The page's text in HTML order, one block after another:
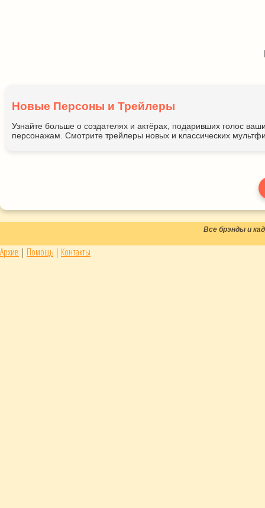
Новые Персоны и Трейлеры
Узнайте больше о создателях и актёрах, подаривших голос
персонажам. Смотрите трейлеры новых и классических
Все брэнды и
Архив | Помощь | Контакты